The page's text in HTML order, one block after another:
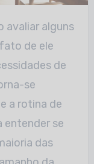
de ele
de
se
e a rotina de
entender se
das